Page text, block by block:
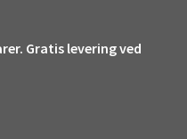
Gratis levering ved